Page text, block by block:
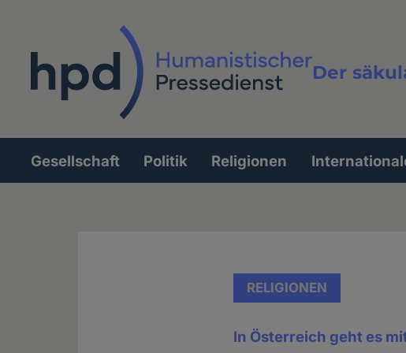
Der
Hauptnavigation
Gesellschaft Politik Religionen
RELIGIONEN
In Österreich geht es